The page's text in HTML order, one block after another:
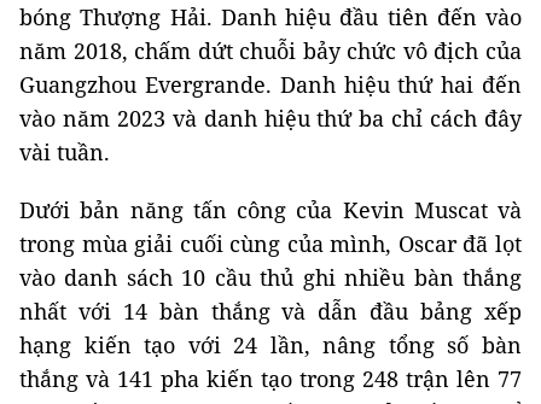
bóng Thượng Hải. Danh hiệu đầu tiên đến vào
năm 2018, chấm dứt chuỗi bảy chức vô địch của
Guangzhou Evergrande. Danh hiệu thứ hai đến
vào năm 2023 và danh hiệu thứ ba chỉ cách đây
vài tuần.
Dưới bản năng tấn công của Kevin Muscat và
trong mùa giải cuối cùng của mình, Oscar đã lọt
vào danh sách 10 cầu thủ ghi nhiều bàn thắng
nhất với 14 bàn thắng và dẫn đầu bảng xếp
hạng kiến ​​tạo với 24 lần, nâng tổng số bàn
thắng và 141 pha kiến ​​tạo trong 248 trận lên 77